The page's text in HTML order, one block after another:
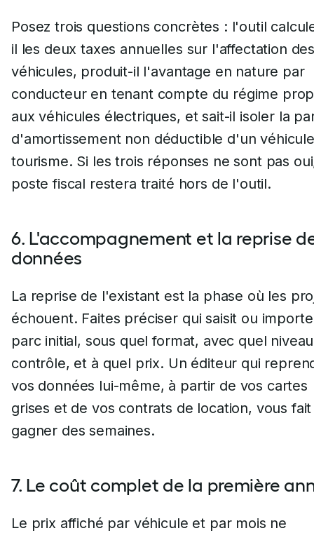
Posez trois questions concrètes : l'outil
il les deux taxes annuelles sur l'affectation
véhicules, produit-il l'avantage en nature par
conducteur en tenant compte du régime
aux véhicules électriques, et sait-il isoler la
d'amortissement non déductible d'un
tourisme. Si les trois réponses ne sont pas
poste fiscal restera traité hors de l'outil.
6. L'accompagnement et la reprise
données
La reprise de l'existant est la phase où les
échouent. Faites préciser qui saisit ou
parc initial, sous quel format, avec quel
contrôle, et à quel prix. Un éditeur qui
vos données lui-même, à partir de vos cartes
grises et de vos contrats de location, vous fait
gagner des semaines.
7. Le coût complet de la première
Le prix affiché par véhicule et par mois ne